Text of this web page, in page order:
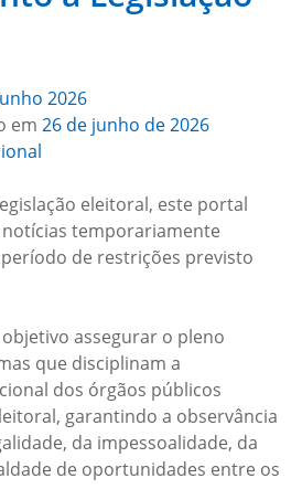
2026
em 26 de junho de 2026
eleitoral, este portal
temporariamente
de restrições previsto
assegurar o pleno
que disciplinam a
dos órgãos públicos
garantindo a observância
da impessoalidade, da
de oportunidades entre os